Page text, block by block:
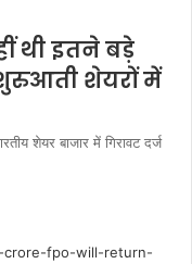
थी इतने बड़े
शेयरों में
शेयर बाजार में गिरावट दर्ज